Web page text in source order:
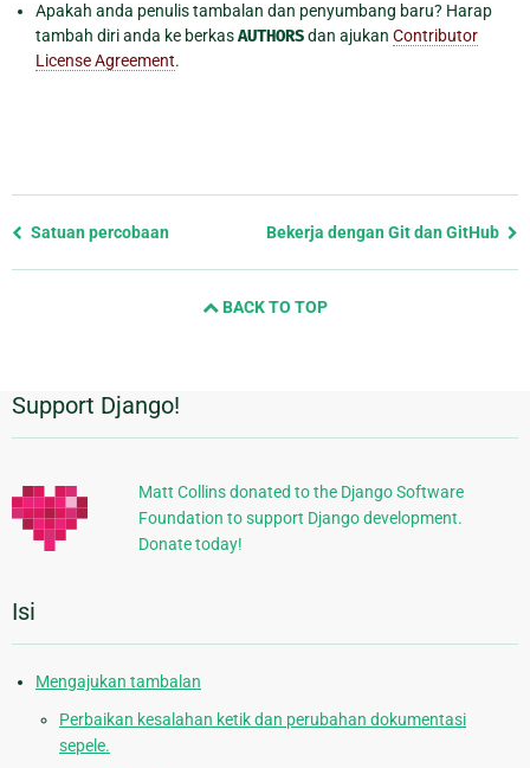
Apakah anda penulis tambalan dan penyumbang baru? Harap
tambah diri anda ke berkasAUTHORSdan ajukan Contributor
License Agreement.
Previous
Satuan percobaan Bekerja dengan Git dan GitHub
BACK TO TOP
Informasi
Tambahan
Support Django!
Matt Collins donated to the Django Software
Foundation to support Django development.
Donate today!
Isi
Mengajukan tambalan
Perbaikan kesalahan ketik dan perubahan dokumentasi
sepele.